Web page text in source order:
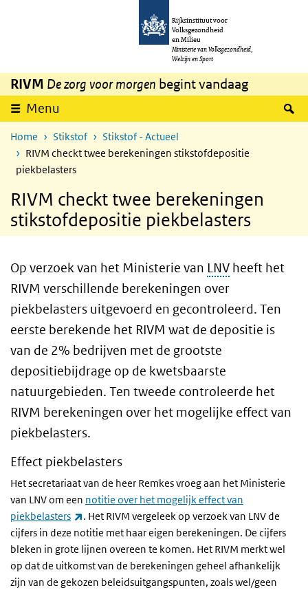
Overslaan en naar de inhoud gaan
Rijksinstituut voor
Volksgezondheid
en Milieu
Ministerie van Volksgezondheid,
Welzijn en Sport
RIVM De zorg voor morgen begint vandaag
Menu
Home Stikstof
Stikstof - Actueel
RIVM checkt twee berekeningen stikstofdepositie
piekbelasters
RIVM checkt twee berekeningen
stikstofdepositie piekbelasters
Op verzoek van het Ministerie van LNV heeft het
RIVM verschillende berekeningen over
piekbelasters uitgevoerd en gecontroleerd. Ten
eerste berekende het RIVM wat de depositie is
van de 2% bedrijven met de grootste
depositiebijdrage op de kwetsbaarste
natuurgebieden. Ten tweede controleerde het
RIVM berekeningen over het mogelijke effect van
piekbelasters.
Effect piekbelasters
Het secretariaat van de heer Remkes vroeg aan het Ministerie
van LNV om een notitie over het mogelijk effect van
piekbelasters
(externe link)
. Het RIVM vergeleek op verzoek van LNV de
cijfers in deze notitie met haar eigen berekeningen. De cijfers
bleken in grote lijnen overeen te komen. Het RIVM merkt wel
op dat de uitkomst van de berekeningen geheel afhankelijk
zijn van de gekozen beleidsuitgangspunten, zoals wel/geen